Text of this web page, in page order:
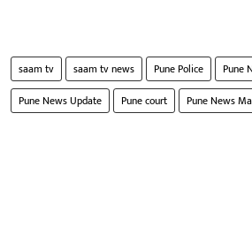
saam tv saam tv news Pune Police Pune
Pune News Update
Pune court Pune News